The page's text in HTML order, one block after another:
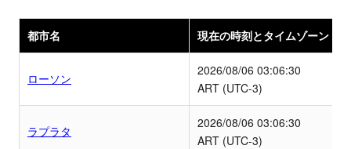
都市名 現在の時刻とタイムゾーン
ローソン
2026/08/06 03:06:30
ART (UTC-3)
ラプラタ
2026/08/06 03:06:30
ART (UTC-3)
一
覧
都
市
の